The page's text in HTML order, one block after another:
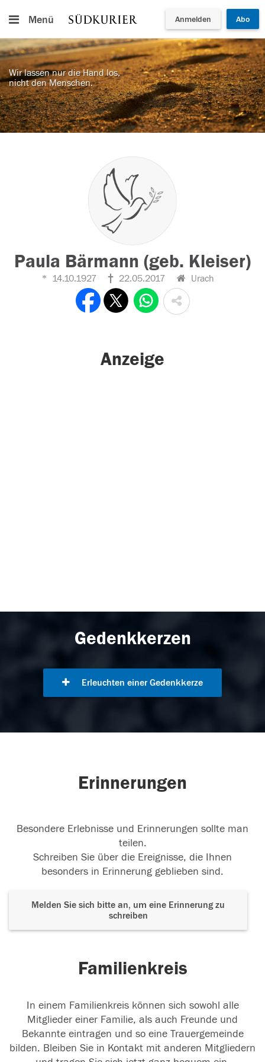
Menü Anmelden Abo
Wir lassen nur die Hand los,
nicht den Menschen.
Paula Bärmann (geb. Kleiser)
14.10.1927 22.05.2017 Urach
Anzeige
Gedenkkerzen
Erleuchten einer Gedenkkerze
Erinnerungen
Besondere Erlebnisse und Erinnerungen sollte man
teilen.
Schreiben Sie über die Ereignisse, die Ihnen
besonders in Erinnerung geblieben sind.
Melden Sie sich bitte an, um eine Erinnerung zu
schreiben
Familienkreis
In einem Familienkreis können sich sowohl alle
Mitglieder einer Familie, als auch Freunde und
Bekannte eintragen und so eine Trauergemeinde
bilden. Bleiben Sie in Kontakt mit anderen Mitgliedern